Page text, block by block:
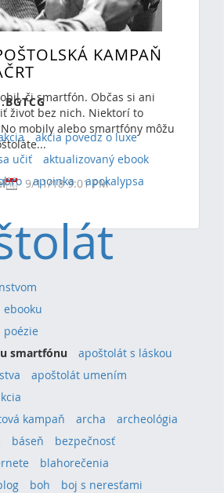
KAMPAŇ
či smartfón. Občas si ani
život bez nich. Niektorí to
mobily alebo smartfóny môžu
9/11/18 9:01 PM
akcia povedz o luxe
učiť
aktualizovaný ebook
apoinka
apokalypsa
smartfónu
apoštolát s láskou
apoštolát umením
kampaň
archa
archeológia
báseň
bezpečnosť
blahorečenia
boh
boj s neresťami